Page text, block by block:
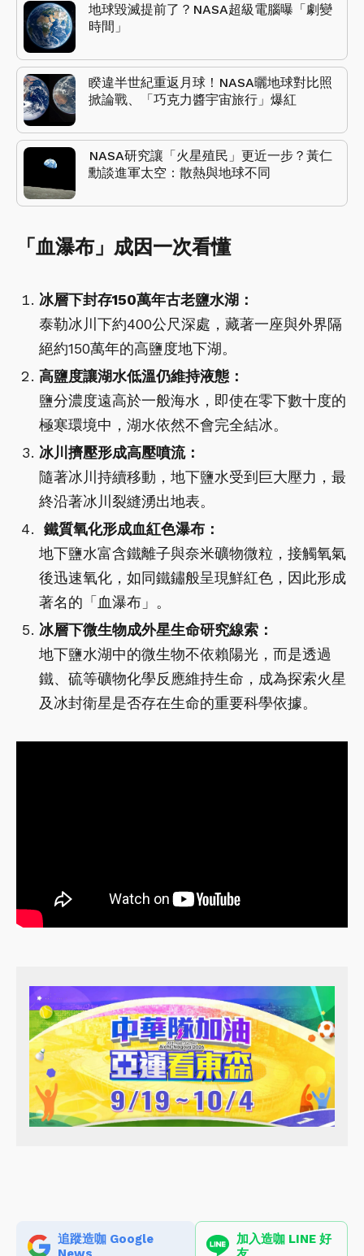
地球毀滅提前了？NASA超級電腦曝「劇變
時間」
睽違半世紀重返月球！NASA曬地球對比照
掀論戰、「巧克力醬宇宙旅行」爆紅
NASA研究讓「火星殖民」更近一步？黃仁
勳談進軍太空：散熱與地球不同
「血瀑布」成因一次看懂
冰層下封存150萬年古老鹽水湖：
泰勒冰川下約400公尺深處，藏著一座與外界隔
絕約150萬年的高鹽度地下湖。
高鹽度讓湖水低溫仍維持液態：
鹽分濃度遠高於一般海水，即使在零下數十度的
極寒環境中，湖水依然不會完全結冰。
冰川擠壓形成高壓噴流：
隨著冰川持續移動，地下鹽水受到巨大壓力，最
終沿著冰川裂縫湧出地表。
鐵質氧化形成血紅色瀑布：
地下鹽水富含鐵離子與奈米礦物微粒，接觸氧氣
後迅速氧化，如同鐵鏽般呈現鮮紅色，因此形成
著名的「血瀑布」。
冰層下微生物成外星生命研究線索：
地下鹽水湖中的微生物不依賴陽光，而是透過
鐵、硫等礦物化學反應維持生命，成為探索火星
及冰封衛星是否存在生命的重要科學依據。
追蹤造咖 Google
加入造咖 LINE 好